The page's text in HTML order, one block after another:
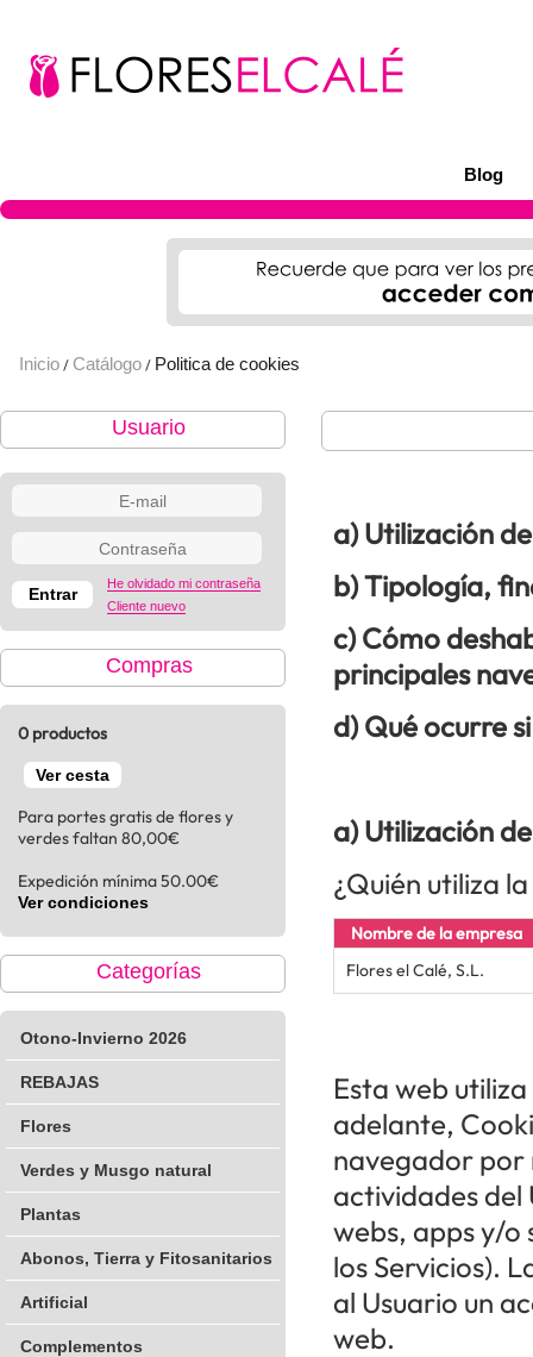
Blog
Inicio / Catálogo / Politica de cookies
Usuario
He olvidado mi contraseña
Cliente nuevo
Compras
0 productos
Ver cesta
Para portes gratis de flores y
verdes faltan 80,00€
Expedición mínima 50.00€
Ver condiciones
Categorías
Otono-Invierno 2026
REBAJAS
Flores
Verdes y Musgo natural
Plantas
Abonos, Tierra y Fitosanitarios
Artificial
Complementos
a) Utilización
b) Tipología,
c) Cómo
principales
d) Qué ocurre
a) Utilización
¿Quién utiliza
Nombre de la empresa
Flores el Calé, S.L.
Esta web
adelante,
navegador por
actividades del
webs, apps y/o
los Servicios).
al Usuario un
web.